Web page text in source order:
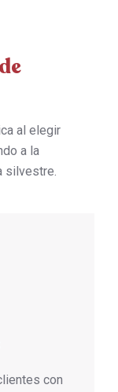
al elegir
a la
silvestre.
con